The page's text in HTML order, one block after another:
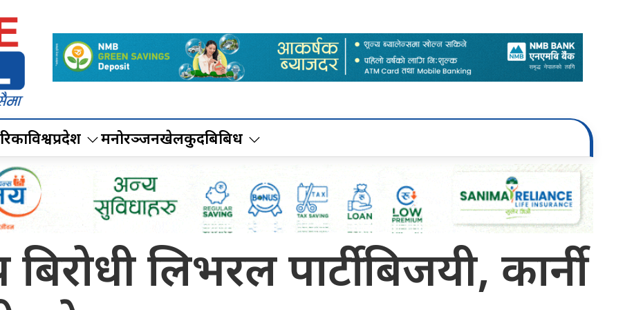
विश्वप्रदेश मनोरञ्जनखेलकुदबिबिध
बिरोधी लिभरल पार्टी बिजयी, कार्नी